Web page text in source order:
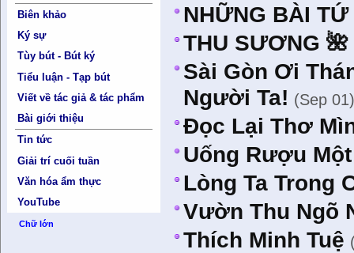
Biên khảo
Ký sự
Tùy bút - Bút ký
Tiểu luận - Tạp bút
Viết về tác giả & tác phẩm
Bài giới thiệu
Tin tức
Giải trí cuối tuần
Văn hóa ẩm thực
YouTube
Chữ lớn
NHỮNG BÀI
THU SƯƠNG 🌺
Sài Gòn Ơi
Người Ta! (Sep
Đọc Lại Thơ
Uống Rượu
Lòng Ta Trong
Vườn Thu Ngõ
Thích Minh Tuệ